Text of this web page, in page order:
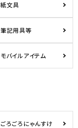
紙文具
筆記用具等
モバイルアイテム
ごろごろにゃんすけ